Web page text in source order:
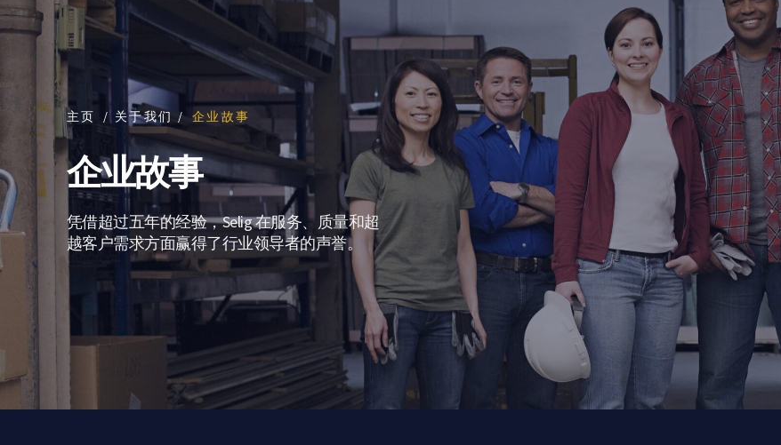
主页 / 关于我们 / 企业故事
企业故事
凭借超过五年的经验，Selig 在服务、质量和超
越客户需求方面赢得了行业领导者的声誉。